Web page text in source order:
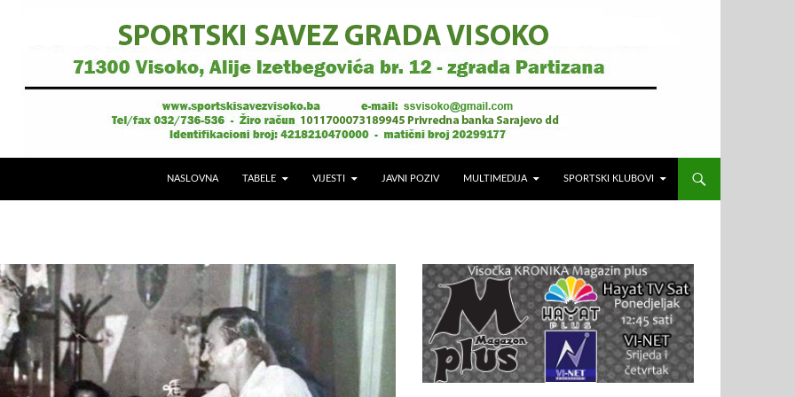
NASLOVNA TABELE VIJESTI JAVNI POZIV MULTIMEDIJA SPORTSKI KLUBOVI